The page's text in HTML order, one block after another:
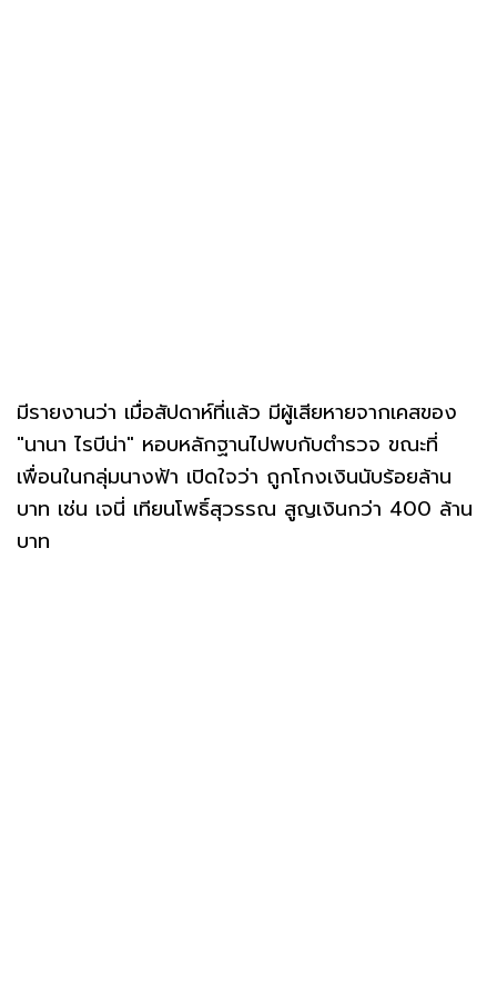
มีรายงานว่า เมื่อสัปดาห์ที่แล้ว มีผู้เสียหายจากเคสของ
"นานา ไรบีน่า" หอบหลักฐานไปพบกับตำรวจ ขณะที่
เพื่อนในกลุ่มนางฟ้า เปิดใจว่า ถูกโกงเงินนับร้อยล้าน
บาท เช่น เจนี่ เทียนโพธิ์สุวรรณ สูญเงินกว่า 400 ล้าน
บาท